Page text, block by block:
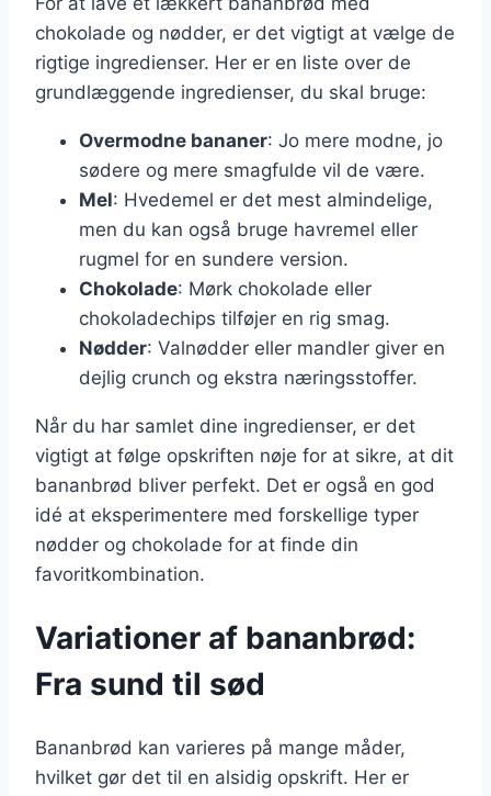
chokolade og nødder, er det vigtigt at vælge de
rigtige ingredienser. Her er en liste over de
grundlæggende ingredienser, du skal bruge:
Overmodne bananer: Jo mere modne, jo
sødere og mere smagfulde vil de være.
Mel: Hvedemel er det mest almindelige,
men du kan også bruge havremel eller
rugmel for en sundere version.
Chokolade: Mørk chokolade eller
chokoladechips tilføjer en rig smag.
Nødder: Valnødder eller mandler giver en
dejlig crunch og ekstra næringsstoffer.
Når du har samlet dine ingredienser, er det
vigtigt at følge opskriften nøje for at sikre, at dit
bananbrød bliver perfekt. Det er også en god
idé at eksperimentere med forskellige typer
nødder og chokolade for at finde din
favoritkombination.
Variationer af bananbrød:
Fra sund til sød
Bananbrød kan varieres på mange måder,
hvilket gør det til en alsidig opskrift. Her er